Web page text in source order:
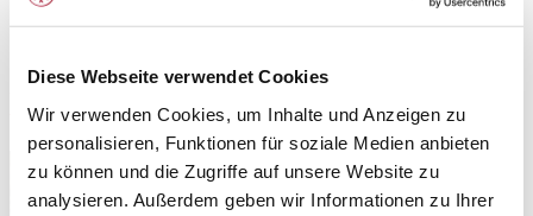
Diese Webseite verwendet Cookies
Wir verwenden Cookies, um Inhalte und Anzeigen zu
personalisieren, Funktionen für soziale Medien anbieten
zu können und die Zugriffe auf unsere Website zu
analysieren. Außerdem geben wir Informationen zu Ihrer
Alaska-express Käse-Sahne Aprikose